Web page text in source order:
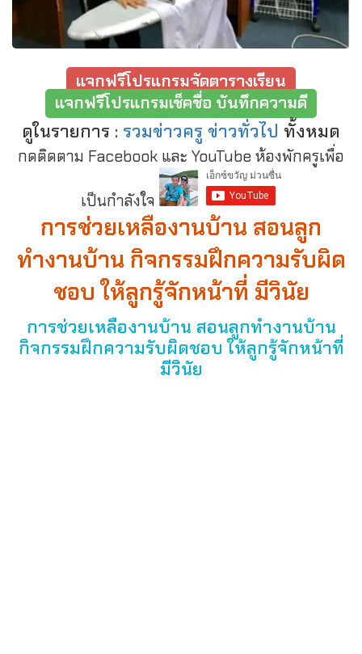
แจกฟรีโปรแกรมจัดตารางเรียน
แจกฟรีโปรแกรมเช็คชื่อ บันทึกความดี
ดูในรายการ : รวมข่าวครู ข่าวทั่วไป ทั้งหมด
กดติดตาม Facebook และ YouTube ห้องพักครูเพื่อ
เป็นกำลังใจ
การช่วยเหลืองานบ้าน สอนลูก
ทำงานบ้าน กิจกรรมฝึกความรับผิด
ชอบ ให้ลูกรู้จักหน้าที่ มีวินัย
การช่วยเหลืองานบ้าน สอนลูกทำงานบ้าน
กิจกรรมฝึกความรับผิดชอบ ให้ลูกรู้จักหน้าที่
มีวินัย